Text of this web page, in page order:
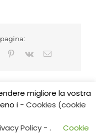
Tumblr Pinterest
Vk Email
Reserved | Tel.
| E-mail:
migliore la vostra
i - Cookies (cookie
Policy - . Cookie